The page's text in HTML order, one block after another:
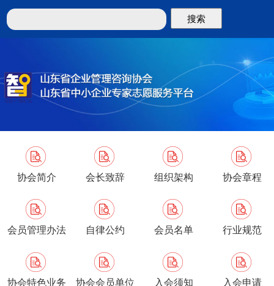
搜索
协会简介 会长致辞 组织架构 协会章程
会员管理办法 自律公约 会员名单 行业规范
协会特色业务
协会会员单位
入会须知 入会申请